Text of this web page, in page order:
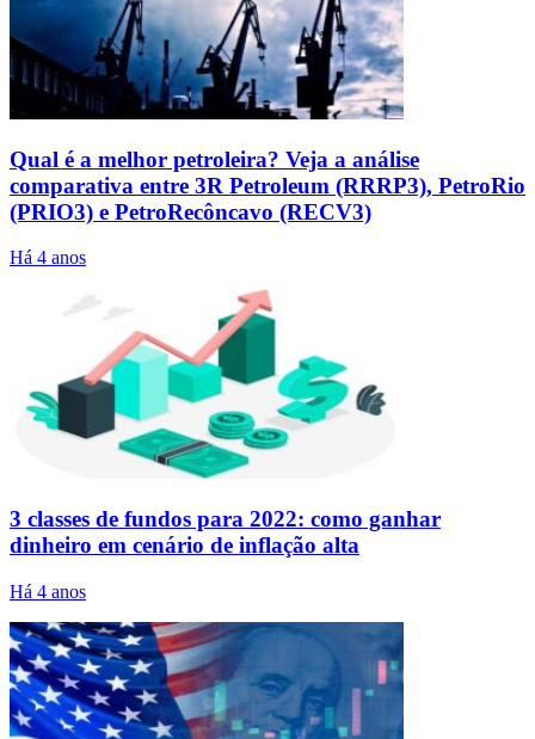
Qual é a melhor petroleira? Veja a análise
comparativa entre 3R Petroleum (RRRP3), PetroRio
(PRIO3) e PetroRecôncavo (RECV3)
Há 4 anos
3 classes de fundos para 2022: como ganhar
dinheiro em cenário de inflação alta
Há 4 anos